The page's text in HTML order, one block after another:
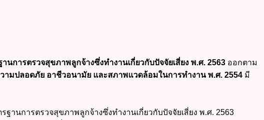
นการตรวจสุขภาพลูกจ้างซึ่งทำงานเกี่ยวกับปัจจัยเสี่ยง พ.ศ. 2563 ออกตาม
มปลอดภัย อาชีวอนามัย และสภาพแวดล้อมในการทำงาน พ.ศ. 2554 มี
ฐานการตรวจสุขภาพลูกจ้างซึ่งทำงานเกี่ยวกับปัจจัยเสี่ยง พ.ศ. 2563